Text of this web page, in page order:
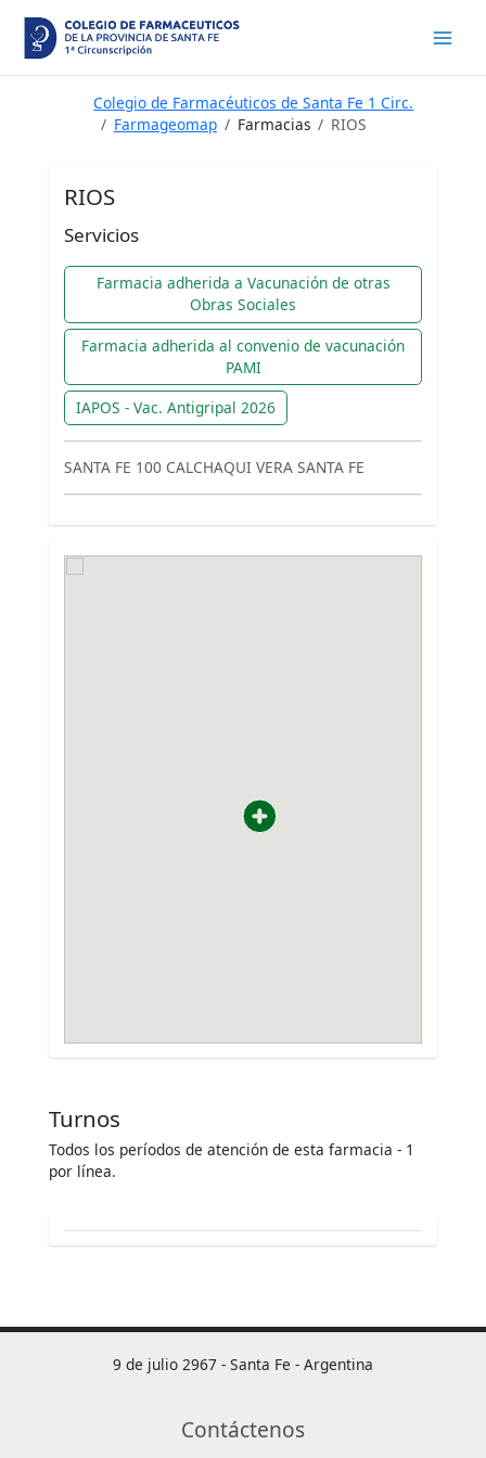
contenido
Colegio de Farmacéuticos de Santa Fe 1 Circ.
Farmageomap
Farmacias RIOS
RIOS
Servicios
Farmacia adherida a Vacunación de otras
Obras Sociales
Farmacia adherida al convenio de vacunación
PAMI
IAPOS - Vac. Antigripal 2026
SANTA FE 100 CALCHAQUI VERA SANTA FE
Turnos
Todos los períodos de atención de esta farmacia - 1
por línea.
9 de julio 2967 - Santa Fe - Argentina
Contáctenos